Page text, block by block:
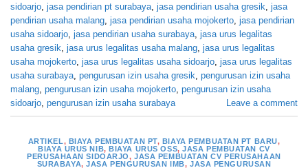
sidoarjo jasa pendirian pt surabaya jasa pendirian usaha gresik jasa
pendirian usaha malang jasa pendirian usaha mojokerto jasa pendirian
usaha sidoarjo jasa pendirian usaha surabaya jasa urus legalitas
usaha gresik jasa urus legalitas usaha malang jasa urus legalitas
usaha mojokerto jasa urus legalitas usaha sidoarjo jasa urus legalitas
usaha surabaya pengurusan izin usaha gresik pengurusan izin usaha
malang pengurusan izin usaha mojokerto pengurusan izin usaha
sidoarjo pengurusan izin usaha surabaya Leave a comment
ARTIKEL, BIAYA PEMBUATAN PT, BIAYA PEMBUATAN PT BARU,
BIAYA URUS NIB,BIAYA URUS OSS,JASA PEMBUATAN CV
PERUSAHAAN SIDOARJO,JASA PEMBUATAN CV PERUSAHAAN
SURABAYA,JASA PENGURUSAN IMB, JASA PENGURUSAN